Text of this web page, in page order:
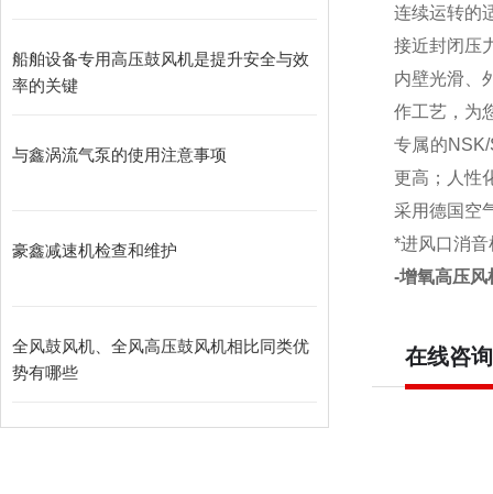
船舶设备专用高压鼓风机是提升安全与效
率的关键
与鑫涡流气泵的使用注意事项
豪鑫减速机检查和维护
全风鼓风机、全风高压鼓风机相比同类优
势有哪些
连续运转的
接近封闭压
内壁光滑、
作工艺，为
专属的
更高；人性
采用德国空
*进风口消
-增氧高压风
在线咨询